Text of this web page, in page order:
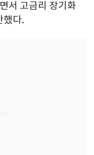
서 고금리 장기화
했다.